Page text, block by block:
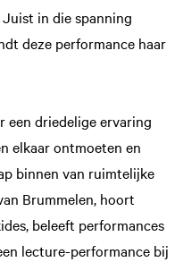
in die spanning
deze performance haar
een driedelige ervaring
elkaar ontmoeten en
binnen van ruimtelijke
Brummelen, hoort
beleeft performances
lecture-performance bij